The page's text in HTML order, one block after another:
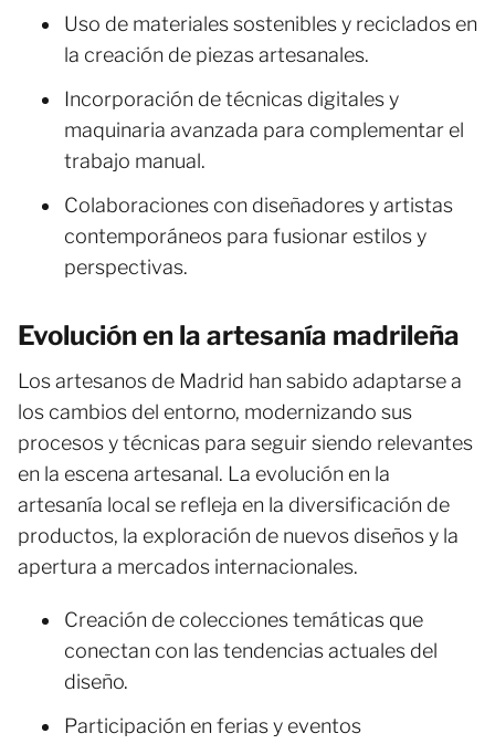
Uso de materiales sostenibles y reciclados en
la creación de piezas artesanales.
Incorporación de técnicas digitales y
maquinaria avanzada para complementar el
trabajo manual.
Colaboraciones con diseñadores y artistas
contemporáneos para fusionar estilos y
perspectivas.
Evolución en la artesanía madrileña
Los artesanos de Madrid han sabido adaptarse a
los cambios del entorno, modernizando sus
procesos y técnicas para seguir siendo relevantes
en la escena artesanal. La evolución en la
artesanía local se refleja en la diversificación de
productos, la exploración de nuevos diseños y la
apertura a mercados internacionales.
Creación de colecciones temáticas que
conectan con las tendencias actuales del
diseño.
Participación en ferias y eventos